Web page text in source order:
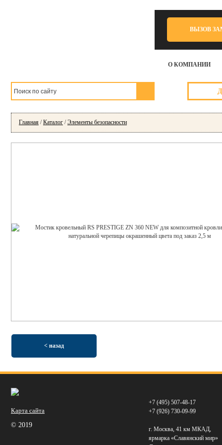
ВЫЗОВ
О КОМПАНИИ
Главная /Каталог /Элементы безопасности
< назад
Карта сайта
© 2019
+7 (495) 507-48-17
+7 (926) 730-09-99
г. Москва, 41 км МКАД,
ярмарка «Славянский мир»